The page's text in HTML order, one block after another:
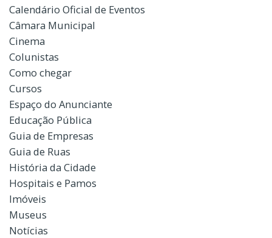
Calendário Oficial de Eventos
Câmara Municipal
Cinema
Colunistas
Como chegar
Cursos
Espaço do Anunciante
Educação Pública
Guia de Empresas
Guia de Ruas
História da Cidade
Hospitais e Pamos
Imóveis
Museus
Notícias